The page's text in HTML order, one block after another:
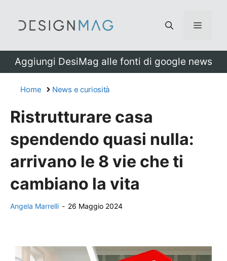
Menu
Aggiungi DesiMag alle fonti di google news
Home News e curiosità
Ristrutturare casa
spendendo quasi nulla:
arrivano le 8 vie che ti
cambiano la vita
Angela Marrelli - 26 Maggio 2024